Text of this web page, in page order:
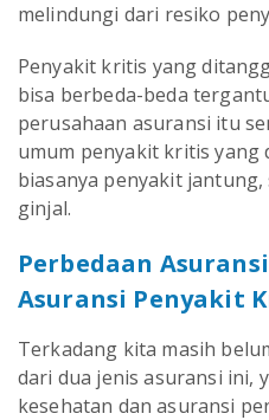
melindungi dari resiko
Penyakit kritis yang
bisa berbeda-beda
perusahaan asuransi itu
umum penyakit kritis yang
biasanya penyakit
ginjal.
Perbedaan
Asuransi Penyakit
Terkadang kita masih
dari dua jenis asuransi ini,
kesehatan dan asuransi